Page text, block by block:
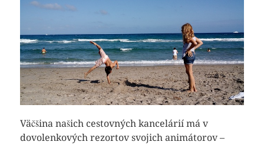
Väčšina našich cestovných kancelárií má v
dovolenkových rezortov svojich animátorov –